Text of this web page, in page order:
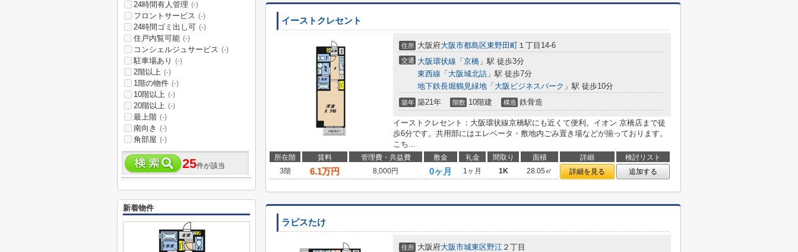
イーストクレセント
住所 大阪府大阪市都島区東野田町 １丁目14-6
交通 大阪環状線 「 京橋 」駅 徒歩3分
東西線 「 大阪城北詰 」駅 徒歩7分
地下鉄長堀鶴見緑地 「 大阪ビジネスパーク 」駅 徒歩10分
築年 築21年 階数 10階建 構造 鉄骨造
イーストクレセント：大阪環状線京橋駅にも近くて便利。イオン 京橋店まで徒
歩6分です。共用部にはエレベータ・敷地内ごみ置き場などが揃っております。
こち...
所在階 賃料 管理費・共益費 敷金 礼金 間取り 面積 詳細
検討リスト
3階
6.1万円 8,000円 0ヶ月 1ヶ月 1K 28.05㎡ 詳細を見る 追加する
ラピスたけ
住所 大阪府大阪市城東区野江 ２丁目
24時間有人管理 (-)
フロントサービス (-)
24時間ゴミ出し可 (-)
住戸内覧可能 (-)
コンシェルジュサービス (-)
駐車場あり (-)
2階以上 (-)
1階の物件 (-)
10階以上 (-)
20階以上 (-)
最上階 (-)
南向き (-)
角部屋 (-)
25件が該当
新着物件